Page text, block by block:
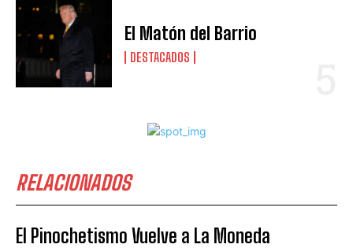
El Matón del Barrio
DESTACADOS
RELACIONADOS
El Pinochetismo Vuelve a La Moneda